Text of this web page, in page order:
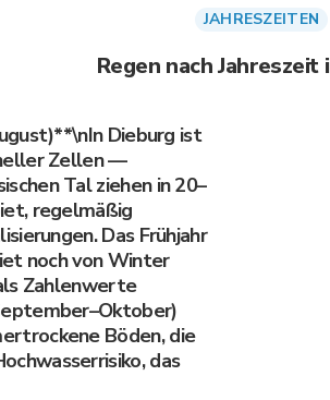
JAHRESZEITEN
Regen nach Jahreszeit
Dieburg ist
Zellen —
Tal ziehen in 20–
regelmäßig
Das Frühjahr
noch von Winter
Zahlenwerte
Böden, die
das